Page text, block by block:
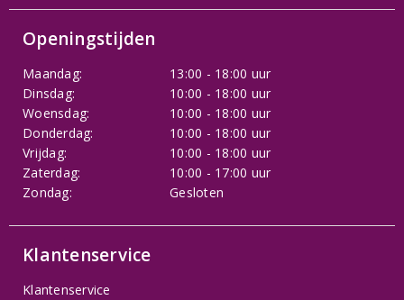
Openingstijden
Maandag:
13:00 - 18:00 uur
Dinsdag:
10:00 - 18:00 uur
Woensdag:
10:00 - 18:00 uur
Donderdag:
10:00 - 18:00 uur
Vrijdag:
10:00 - 18:00 uur
Zaterdag:
10:00 - 17:00 uur
Zondag:
Gesloten
Klantenservice
Klantenservice